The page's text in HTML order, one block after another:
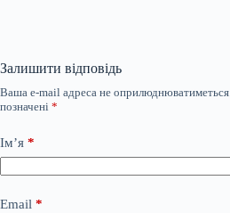
Залишити відповідь
Ваша e-mail адреса не оприлюднюватиметься.
позначені *
Ім’я *
Email *